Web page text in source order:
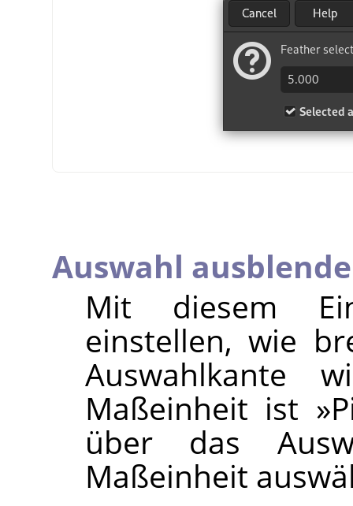
Auswahl
Mit diesem
einstellen, wie
Auswahlkante
Maßeinheit ist
über das
Maßeinheit